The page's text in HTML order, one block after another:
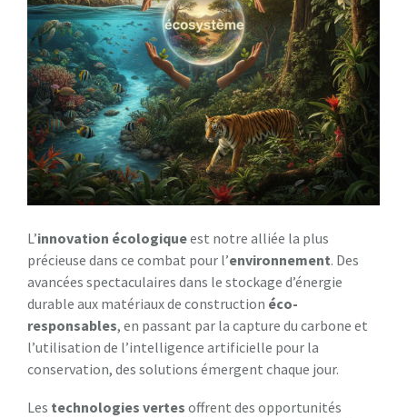
L’innovation écologiqueest notre alliée la plus
précieuse dans ce combat pour l’environnement. Des
avancées spectaculaires dans le stockage d’énergie
durable aux matériaux de construction éco-
responsables, en passant par la capture du carbone et
l’utilisation de l’intelligence artificielle pour la
conservation, des solutions émergent chaque jour.
Les technologies vertes offrent des opportunités